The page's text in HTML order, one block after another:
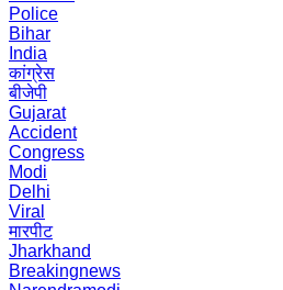
Police
Bihar
India
कांग्रेस
बीजेपी
Gujarat
Accident
Congress
Modi
Delhi
Viral
मारपीट
Jharkhand
Breakingnews